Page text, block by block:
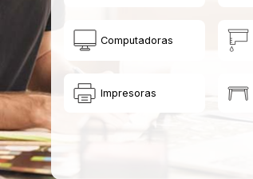
Computadoras
Impresoras